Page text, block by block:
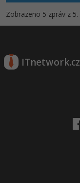
Zobrazeno 5 zpráv z 5.
ITnetwork.cz